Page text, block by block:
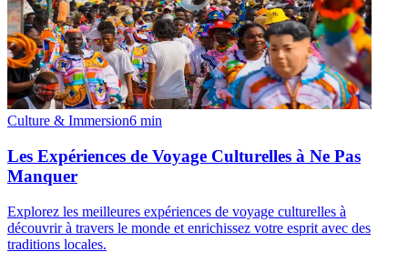
Culture & Immersion6 min
Les Expériences de Voyage Culturelles à Ne Pas
Manquer
Explorez les meilleures expériences de voyage culturelles à
découvrir à travers le monde et enrichissez votre esprit avec des
traditions locales.